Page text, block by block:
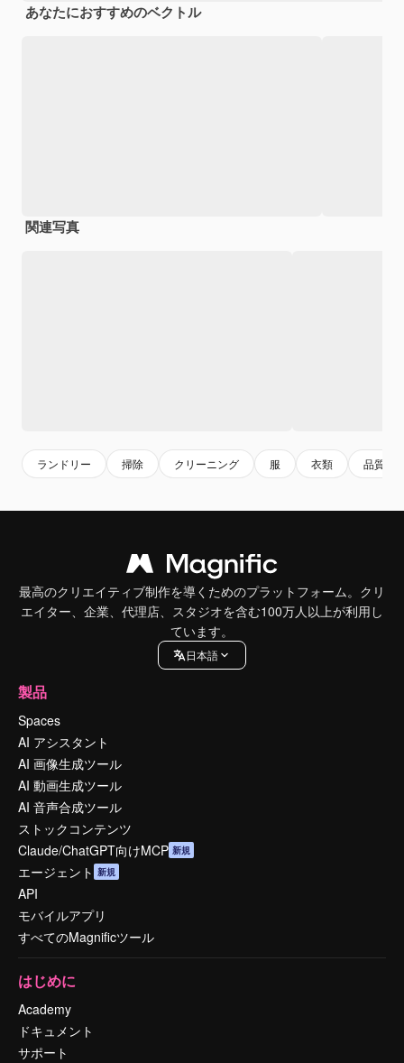
あなたにおすすめのベクトル
関連写真
ランドリー 掃除 クリーニング 服 衣類 品質
最高のクリエイティブ制作を導くためのプラットフォーム。クリ
エイター、企業、代理店、スタジオを含む100万人以上が利用し
ています。
日本語
製品
Spaces
AI アシスタント
AI 画像生成ツール
AI 動画生成ツール
AI 音声合成ツール
ストックコンテンツ
Claude/ChatGPT向けMCP 新規
エージェント 新規
API
モバイルアプリ
すべてのMagnificツール
はじめに
Academy
ドキュメント
サポート